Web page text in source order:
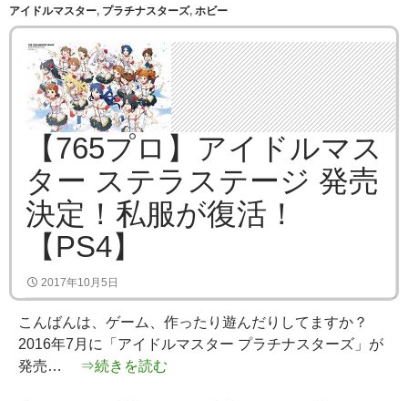
アイドルマスター, プラチナスターズ, ホビー
【765プロ】アイドルマス
ター ステラステージ 発売
決定！私服が復活！
【PS4】
2017年10月5日
こんばんは、ゲーム、作ったり遊んだりしてますか？
2016年7月に「アイドルマスター プラチナスターズ」が
発売…
⇒続きを読む